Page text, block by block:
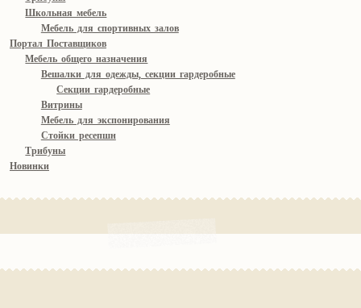
Школьная мебель
Мебель для спортивных залов
Портал Поставщиков
Мебель общего назначения
Вешалки для одежды, секции гардеробные
Секции гардеробные
Витрины
Мебель для экспонирования
Стойки ресепшн
Трибуны
Новинки